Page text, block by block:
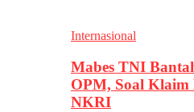
Internasional
Mabes TNI
OPM, Soal
NKRI